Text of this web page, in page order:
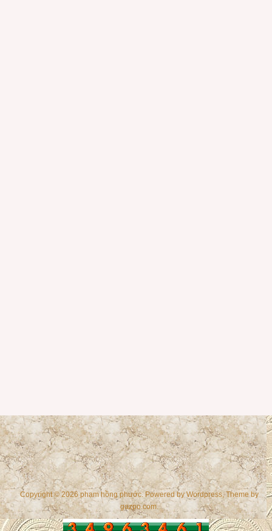
Copyright © 2026 phạm hồng phước. Powered byWordpress, Theme by
gazpo.com.